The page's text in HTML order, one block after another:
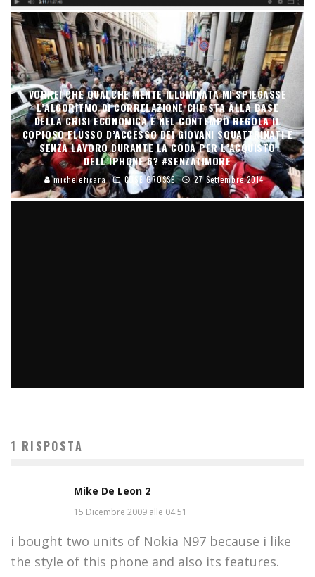
VORREI CHE QUALCHE MENTE ILLUMINATA MI SPIEGASSE
L’ALGORITMO DI CORRELAZIONE CHE STA ALLA BASE
DELLA CRISI ECONOMICA E NEL CONTEMPO REGOLA IL
COPIOSO FLUSSO D’ACCESSO DEI GIOVANI SQUATTRINATI E
SENZA LAVORO DURANTE LA CODA PER L’ACQUISTO
DELL’IPHONE 6? #SENZATIMORE
micheleficara COSE GROSSE 27 Settembre 2014
1 RISPOSTA
Mike De Leon 2
15 Dicembre 2009 alle 04:51
i bought two units of Nokia N97 because i like
the style of this phone and also its features.